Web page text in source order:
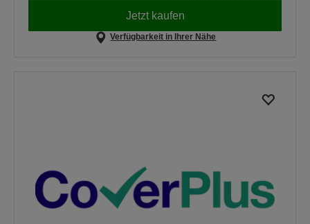
Jetzt kaufen
Verfügbarkeit in Ihrer Nähe